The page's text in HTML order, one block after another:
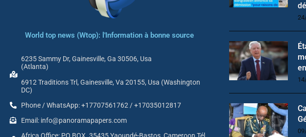
World top news (Wtop): l'Information à bonne source
6235 Sammy Dr, Gainesville, Ga 30506, Usa
(Atlanta)
6912 Traditions Trl, Gainesville, Va 20155, Usa (Washington
DC)
Phone / WhatsApp: +17707561762 / +17035012817
Email: info@panoramapapers.com